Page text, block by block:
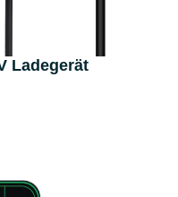
Ladegerät